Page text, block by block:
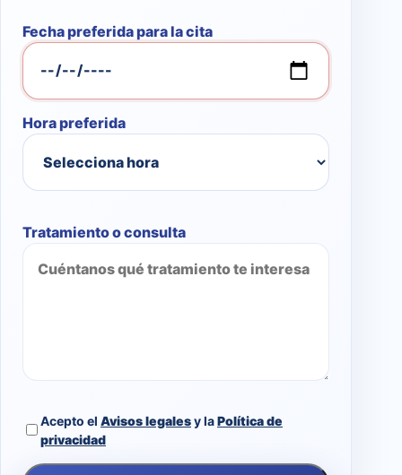
Fecha preferida para la cita
Hora preferida
Tratamiento o consulta
Acepto el Avisos legalesy laPolítica de
privacidad